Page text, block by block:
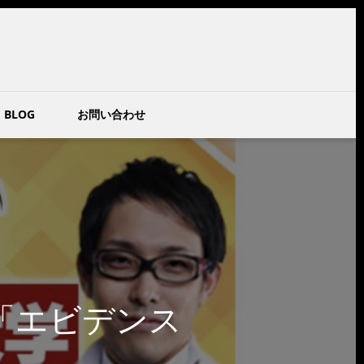
BLOG お問い合わせ
エビデンス